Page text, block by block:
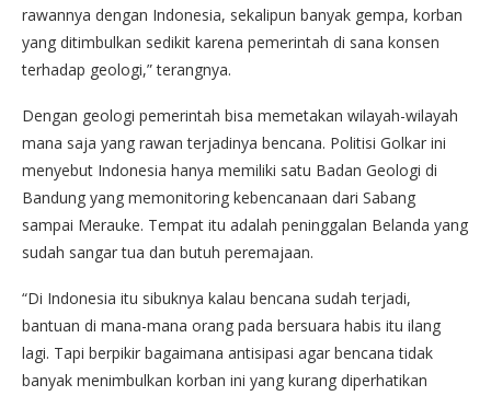
rawannya dengan Indonesia, sekalipun banyak gempa, korban
yang ditimbulkan sedikit karena pemerintah di sana konsen
terhadap geologi,” terangnya.
Dengan geologi pemerintah bisa memetakan wilayah-wilayah
mana saja yang rawan terjadinya bencana. Politisi Golkar ini
menyebut Indonesia hanya memiliki satu Badan Geologi di
Bandung yang memonitoring kebencanaan dari Sabang
sampai Merauke. Tempat itu adalah peninggalan Belanda yang
sudah sangar tua dan butuh peremajaan.
“Di Indonesia itu sibuknya kalau bencana sudah terjadi,
bantuan di mana-mana orang pada bersuara habis itu ilang
lagi. Tapi berpikir bagaimana antisipasi agar bencana tidak
banyak menimbulkan korban ini yang kurang diperhatikan